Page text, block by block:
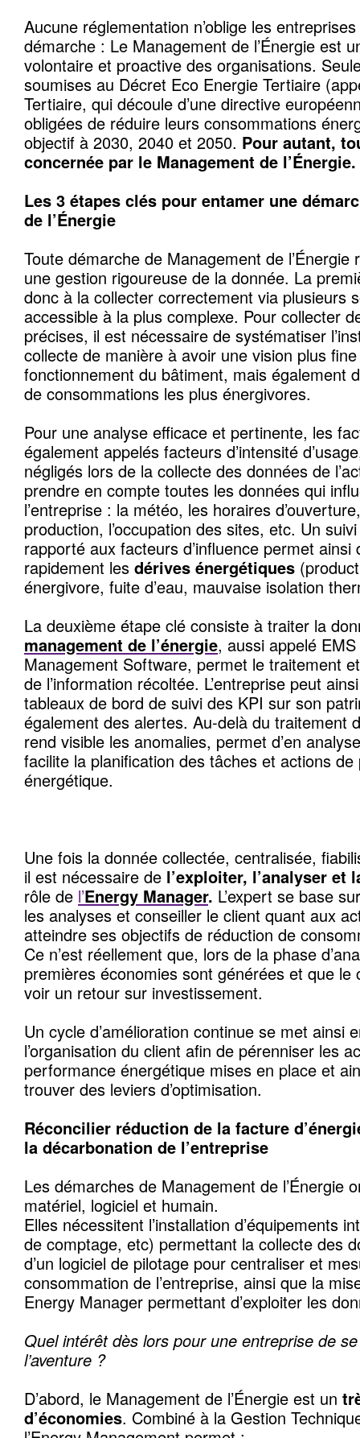
Aucune réglementation n’oblige les
démarche : Le Management de l’Énergie est
volontaire et proactive des organisations.
soumises au Décret Eco Energie Tertiaire
Tertiaire, qui découle d’une directive
obligées de réduire leurs consommations
objectif à 2030, 2040 et 2050. Pour autant,
concernée par le Management de l’Énergie.
Les 3 étapes clés pour entamer une
de l’Énergie
Toute démarche de Management de
une gestion rigoureuse de la donnée. La
donc à la collecter correctement via plusieurs
accessible à la plus complexe. Pour collecter
précises, il est nécessaire de systématiser
collecte de manière à avoir une vision plus
fonctionnement du bâtiment, mais également
de consommations les plus énergivores.
Pour une analyse efficace et pertinente, les
également appelés facteurs d’intensité
négligés lors de la collecte des données de
prendre en compte toutes les données qui
l’entreprise : la météo, les horaires
production, l’occupation des sites, etc. Un
rapporté aux facteurs d’influence permet ainsi
rapidement les dérives énergétiques
énergivore, fuite d’eau, mauvaise isolation
La deuxième étape clé consiste à traiter la
management de l’énergie, aussi appelé
Management Software, permet le traitement
de l’information récoltée. L’entreprise peut
tableaux de bord de suivi des KPI sur son
également des alertes. Au-delà du traitement
rend visible les anomalies, permet d’en
facilite la planification des tâches et actions
énergétique.
Une fois la donnée collectée, centralisée,
il est nécessaire de l’exploiter, l’analyser et
rôle de l’Energy Manager. L’expert se base
les analyses et conseiller le client quant aux
atteindre ses objectifs de réduction de
Ce n’est réellement que, lors de la phase
premières économies sont générées et que le
voir un retour sur investissement.
Un cycle d’amélioration continue se met ainsi
l’organisation du client afin de pérenniser les
performance énergétique mises en place et
trouver des leviers d’optimisation.
Réconcilier réduction de la facture
la décarbonation de l’entreprise
Les démarches de Management de l’Énergie
matériel, logiciel et humain.
Elles nécessitent l’installation d’équipements
de comptage, etc) permettant la collecte des
d’un logiciel de pilotage pour centraliser et
consommation de l’entreprise, ainsi que la
Energy Manager permettant d’exploiter les
Quel intérêt dès lors pour une entreprise de
l’aventure ?
D’abord, le Management de l’Énergie est un
d’économies. Combiné à la Gestion